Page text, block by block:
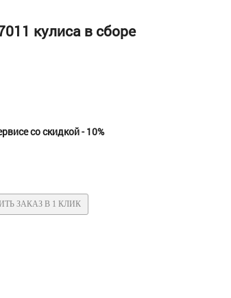
кулиса в сборе
со скидкой - 10%
ЗАКАЗ В 1 КЛИК